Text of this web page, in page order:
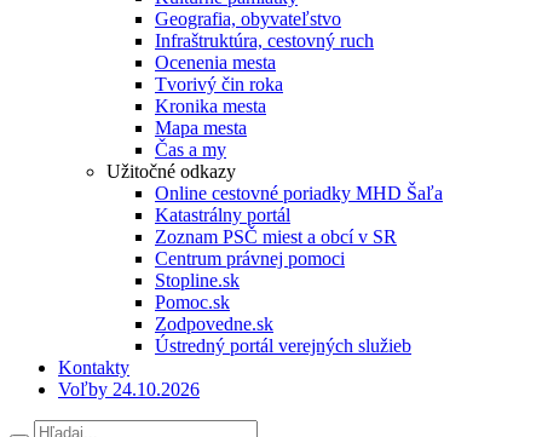
Geografia, obyvateľstvo
Infraštruktúra, cestovný ruch
Ocenenia mesta
Tvorivý čin roka
Kronika mesta
Mapa mesta
Čas a my
Užitočné odkazy
Online cestovné poriadky MHD Šaľa
Katastrálny portál
Zoznam PSČ miest a obcí v SR
Centrum právnej pomoci
Stopline.sk
Pomoc.sk
Zodpovedne.sk
Ústredný portál verejných služieb
Kontakty
Voľby 24.10.2026